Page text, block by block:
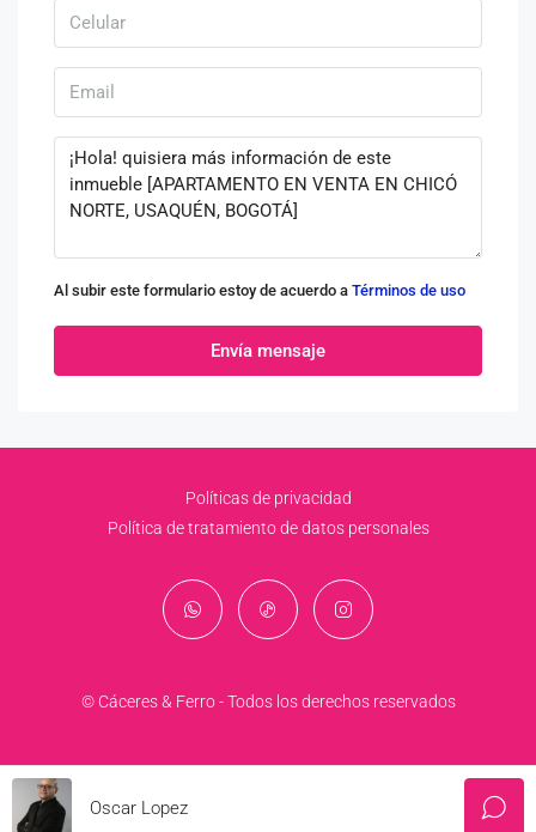
Al subir este formulario estoy de acuerdo a Términos de uso
Envía mensaje
Políticas de privacidad
Política de tratamiento de datos personales
© Cáceres & Ferro - Todos los derechos reservados
Oscar Lopez
Gracias por comunicarse, nuestros asesores pronto se contactaran con usted.